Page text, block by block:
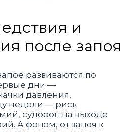
и
после запоя
развиваются по
дни —
давления,
недели — риск
судорог; на выходе
А фоном, от запоя к